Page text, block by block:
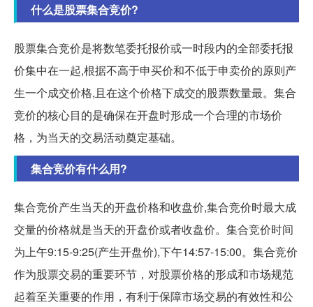
什么是股票集合竞价?
股票集合竞价是将数笔委托报价或一时段内的全部委托报
价集中在一起,根据不高于申买价和不低于申卖价的原则产
生一个成交价格,且在这个价格下成交的股票数量最。集合
竞价的核心目的是确保在开盘时形成一个合理的市场价
格，为当天的交易活动奠定基础。
集合竞价有什么用?
集合竞价产生当天的开盘价格和收盘价,集合竞价时最大成
交量的价格就是当天的开盘价或者收盘价。集合竞价时间
为上午9:15-9:25(产生开盘价),下午14:57-15:00。集合竞价
作为股票交易的重要环节，对股票价格的形成和市场规范
起着至关重要的作用，有利于保障市场交易的有效性和公